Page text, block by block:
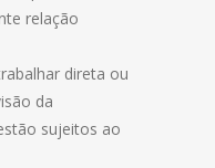
relação
direta ou
da
sujeitos ao